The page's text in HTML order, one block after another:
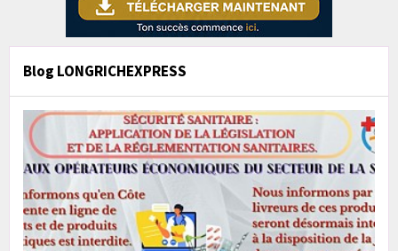
Blog LONGRICHEXPRESS